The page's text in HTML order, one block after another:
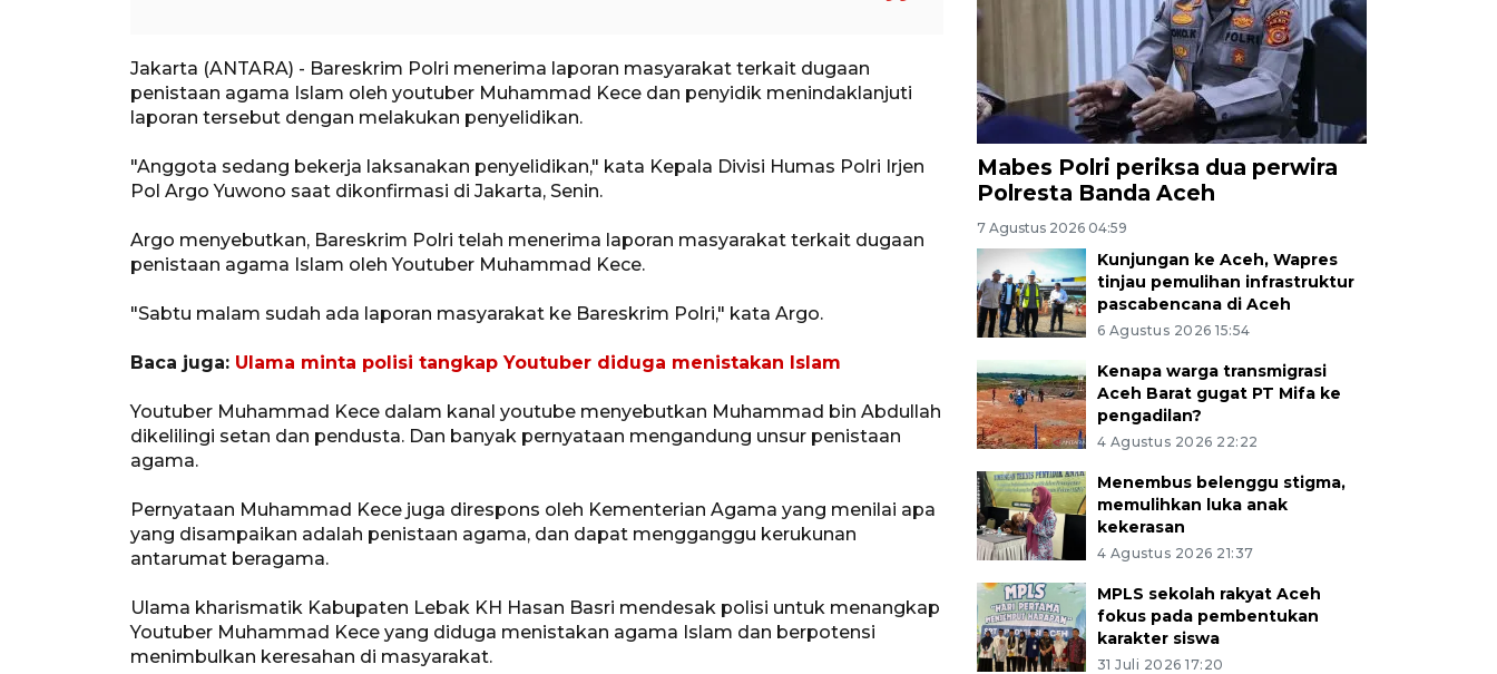
Jakarta (ANTARA) - Bareskrim Polri menerima laporan masyarakat terkait dugaan
penistaan agama Islam oleh youtuber Muhammad Kece dan penyidik menindaklanjuti
laporan tersebut dengan melakukan penyelidikan.
"Anggota sedang bekerja laksanakan penyelidikan," kata Kepala Divisi Humas Polri Irjen
Pol Argo Yuwono saat dikonfirmasi di Jakarta, Senin.
Argo menyebutkan, Bareskrim Polri telah menerima laporan masyarakat terkait dugaan
penistaan agama Islam oleh Youtuber Muhammad Kece.
"Sabtu malam sudah ada laporan masyarakat ke Bareskrim Polri," kata Argo.
Baca juga: Ulama minta polisi tangkap Youtuber diduga menistakan Islam
Youtuber Muhammad Kece dalam kanal youtube menyebutkan Muhammad bin Abdullah
dikelilingi setan dan pendusta. Dan banyak pernyataan mengandung unsur penistaan
agama.
Pernyataan Muhammad Kece juga direspons oleh Kementerian Agama yang menilai apa
yang disampaikan adalah penistaan agama, dan dapat mengganggu kerukunan
antarumat beragama.
Ulama kharismatik Kabupaten Lebak KH Hasan Basri mendesak polisi untuk menangkap
Youtuber Muhammad Kece yang diduga menistakan agama Islam dan berpotensi
menimbulkan keresahan di masyarakat.
Mabes Polri periksa dua perwira
Polresta Banda Aceh
7 Agustus 2026 04:59
Kunjungan ke Aceh, Wapres
tinjau pemulihan infrastruktur
pascabencana di Aceh
6 Agustus 2026 15:54
Kenapa warga transmigrasi
Aceh Barat gugat PT Mifa ke
pengadilan?
4 Agustus 2026 22:22
Menembus belenggu stigma,
memulihkan luka anak
kekerasan
4 Agustus 2026 21:37
MPLS sekolah rakyat Aceh
fokus pada pembentukan
karakter siswa
31 Juli 2026 17:20